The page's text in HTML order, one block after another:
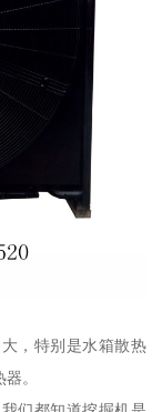
，特别是水箱散热
。